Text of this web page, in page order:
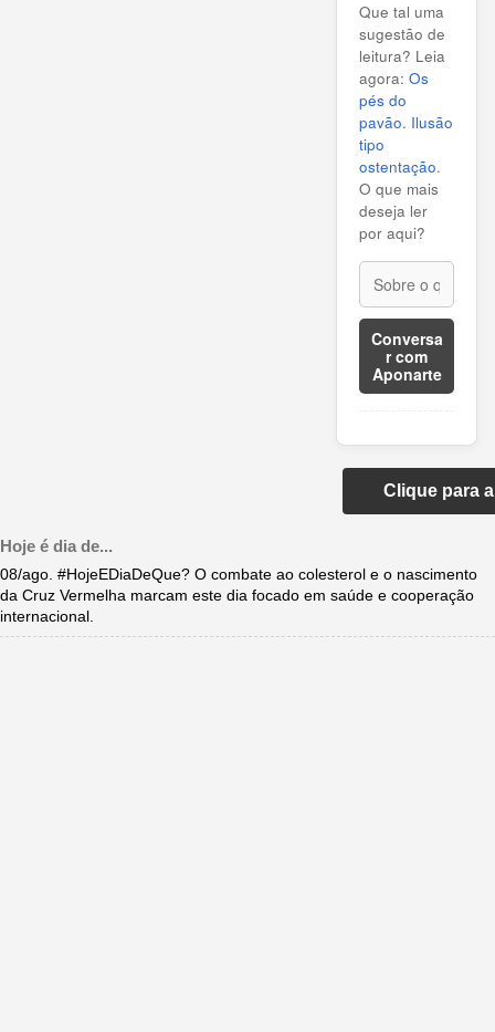
Que tal uma
sugestão de
leitura? Leia
agora: Os
pés do
pavão. Ilusão
tipo
ostentação.
O que mais
deseja ler
por aqui?
Conversa
r com
Aponarte
Clique para
Hoje é dia de...
08/ago. #HojeEDiaDeQue? O combate ao colesterol e o nascimento
da Cruz Vermelha marcam este dia focado em saúde e cooperação
internacional.